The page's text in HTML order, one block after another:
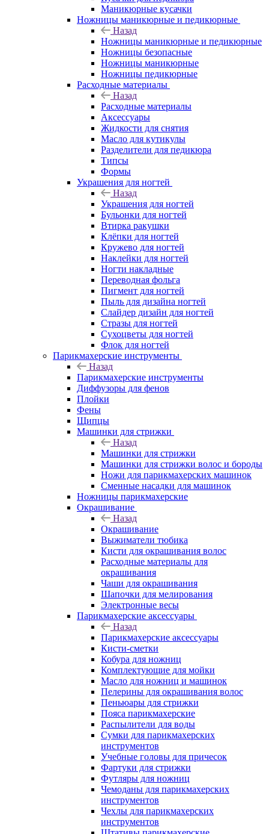
Маникюрные кусачки
Ножницы маникюрные и педикюрные
Назад
Ножницы маникюрные и педикюрные
Ножницы безопасные
Ножницы маникюрные
Ножницы педикюрные
Расходные материалы
Назад
Расходные материалы
Аксессуары
Жидкости для снятия
Масло для кутикулы
Разделители для педикюра
Типсы
Формы
Украшения для ногтей
Назад
Украшения для ногтей
Бульонки для ногтей
Втирка ракушки
Клёпки для ногтей
Кружево для ногтей
Наклейки для ногтей
Ногти накладные
Переводная фольга
Пигмент для ногтей
Пыль для дизайна ногтей
Слайдер дизайн для ногтей
Стразы для ногтей
Сухоцветы для ногтей
Флок для ногтей
Парикмахерские инструменты
Назад
Парикмахерские инструменты
Диффузоры для фенов
Плойки
Фены
Щипцы
Машинки для стрижки
Назад
Машинки для стрижки
Машинки для стрижки волос и бороды
Ножи для парикмахерских машинок
Сменные насадки для машинок
Ножницы парикмахерские
Окрашивание
Назад
Окрашивание
Выжиматели тюбика
Кисти для окрашивания волос
Расходные материалы для
окрашивания
Чаши для окрашивания
Шапочки для мелирования
Электронные весы
Парикмахерские аксессуары
Назад
Парикмахерские аксессуары
Кисти-сметки
Кобура для ножниц
Комплектующие для мойки
Масло для ножниц и машинок
Пелерины для окрашивания волос
Пеньюары для стрижки
Пояса парикмахерские
Распылители для воды
Сумки для парикмахерских
инструментов
Учебные головы для причесок
Фартуки для стрижки
Футляры для ножниц
Чемоданы для парикмахерских
инструментов
Чехлы для парикмахерских
инструментов